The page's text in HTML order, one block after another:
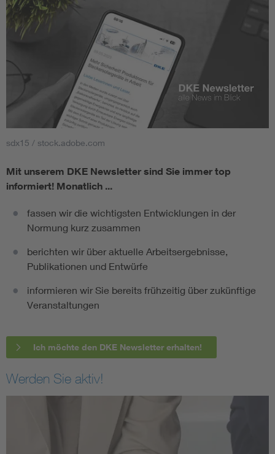
sdx15 / stock.adobe.com
Mit unserem DKE Newsletter sind Sie immer top
informiert! Monatlich ...
fassen wir die wichtigsten Entwicklungen in der
Normung kurz zusammen
berichten wir über aktuelle Arbeitsergebnisse,
Publikationen und Entwürfe
informieren wir Sie bereits frühzeitig über zukünftige
Veranstaltungen
Ich möchte den DKE Newsletter erhalten!
Werden Sie aktiv!